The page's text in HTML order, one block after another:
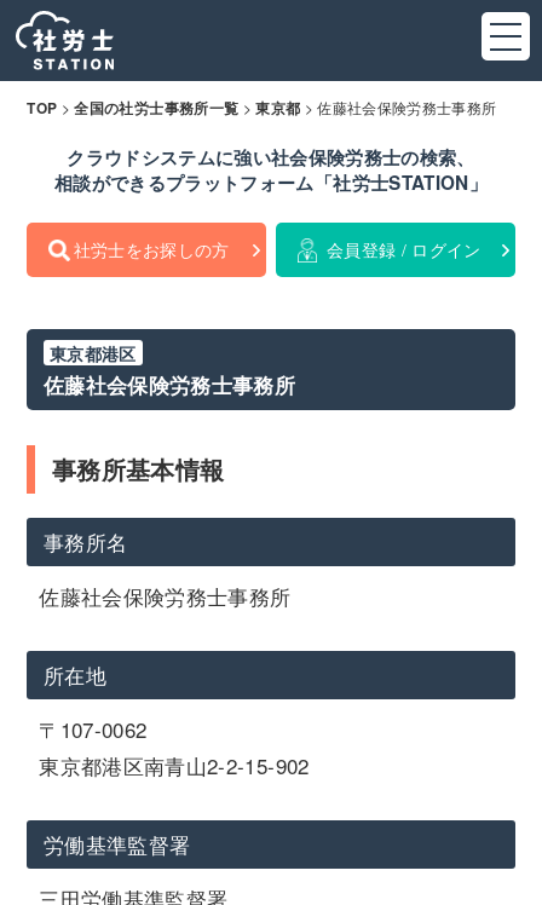
TOP >全国の社労士事務所一覧 >東京都 >佐藤社会保険労務士事務所
クラウドシステムに強い社会保険労務士の検索、
相談ができるプラットフォーム「社労士STATION」
社労士をお探しの方 会員登録 / ログイン
東京都港区
佐藤社会保険労務士事務所
事務所基本情報
事務所名
佐藤社会保険労務士事務所
所在地
〒107-0062
東京都港区南青山2-2-15-902
労働基準監督署
三田労働基準監督署